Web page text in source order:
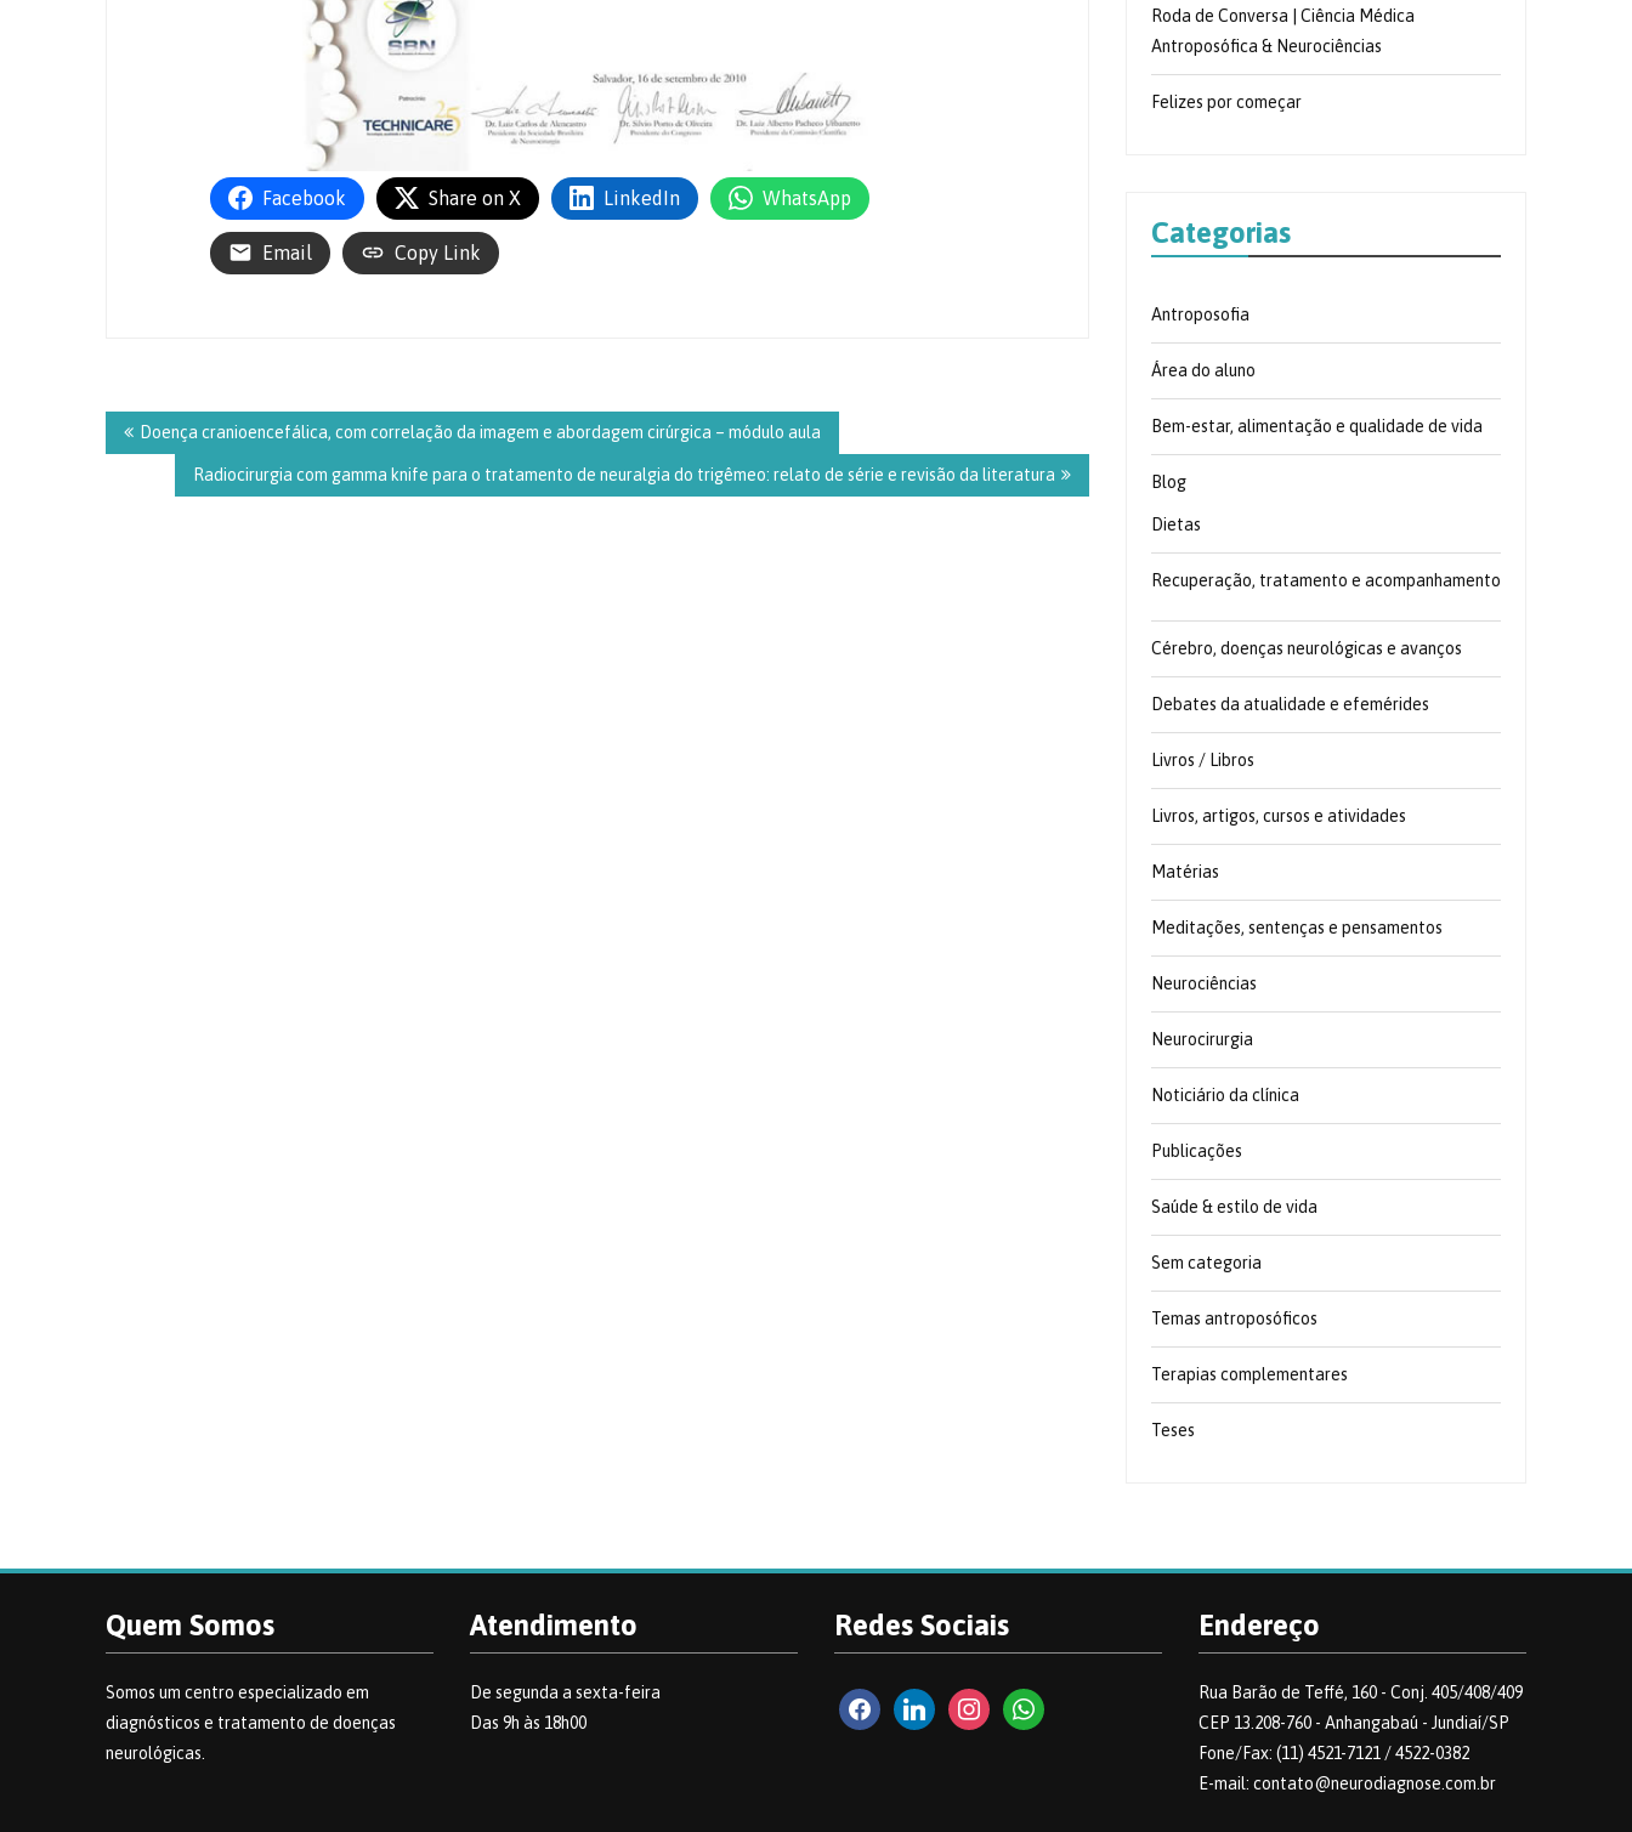
Facebook Share on X LinkedIn WhatsApp
Email Copy Link
de
Post
Doença cranioencefálica, com correlação da imagem e abordagem cirúrgica – módulo aula
Radiocirurgia com gamma knife para o tratamento de neuralgia do trigêmeo: relato de série e revisão da literatura
Roda de Conversa | Ciência Médica
Antroposófica & Neurociências
Felizes por começar
Categorias
Antroposofia
Área do aluno
Bem-estar, alimentação e qualidade de vida
Blog
Dietas
Recuperação, tratamento e acompanhamento
Cérebro, doenças neurológicas e avanços
Debates da atualidade e efemérides
Livros / Libros
Livros, artigos, cursos e atividades
Matérias
Meditações, sentenças e pensamentos
Neurociências
Neurocirurgia
Noticiário da clínica
Publicações
Saúde & estilo de vida
Sem categoria
Temas antroposóficos
Terapias complementares
Teses
Quem Somos
Somos um centro especializado em
diagnósticos e tratamento de doenças
neurológicas.
Atendimento
De segunda a sexta-feira
Das 9h às 18h00
Redes Sociais
facebook2linkedininstagramwhatsapp
Endereço
Rua Barão de Teffé, 160 - Conj. 405/408/409
CEP 13.208-760 - Anhangabaú - Jundiaí/SP
Fone/Fax: (11) 4521-7121 / 4522-0382
E-mail: contato@neurodiagnose.com.br